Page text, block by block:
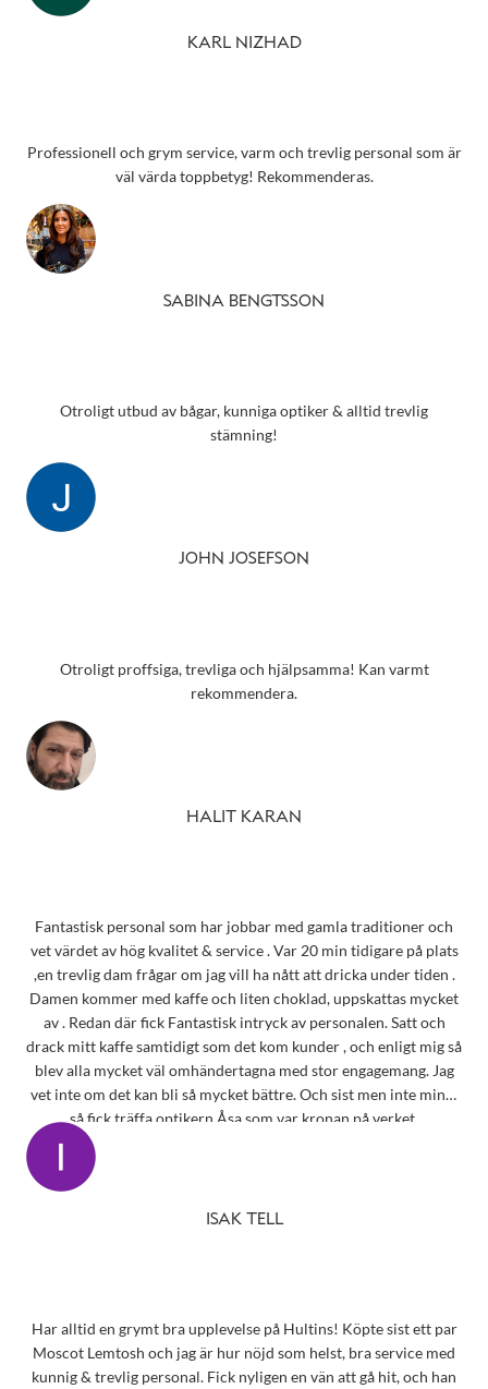
KARL NIZHAD
Professionell och grym service, varm och trevlig personal som är
väl värda toppbetyg! Rekommenderas.
SABINA BENGTSSON
Otroligt utbud av bågar, kunniga optiker & alltid trevlig
stämning!
JOHN JOSEFSON
Otroligt proffsiga, trevliga och hjälpsamma! Kan varmt
rekommendera.
HALIT KARAN
Fantastisk personal som har jobbar med gamla traditioner och
vet värdet av hög kvalitet & service . Var 20 min tidigare på plats
,en trevlig dam frågar om jag vill ha nått att dricka under tiden .
Damen kommer med kaffe och liten choklad, uppskattas mycket
av . Redan där fick Fantastisk intryck av personalen. Satt och
drack mitt kaffe samtidigt som det kom kunder , och enligt mig så
blev alla mycket väl omhändertagna med stor engagemang. Jag
vet inte om det kan bli så mycket bättre. Och sist men inte minst
så fick träffa optikern Åsa som var kronan på verket.
ISAK TELL
Har alltid en grymt bra upplevelse på Hultins! Köpte sist ett par
Moscot Lemtosh och jag är hur nöjd som helst, bra service med
kunnig & trevlig personal. Fick nyligen en vän att gå hit, och han